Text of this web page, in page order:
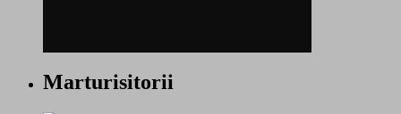
Marturisitorii